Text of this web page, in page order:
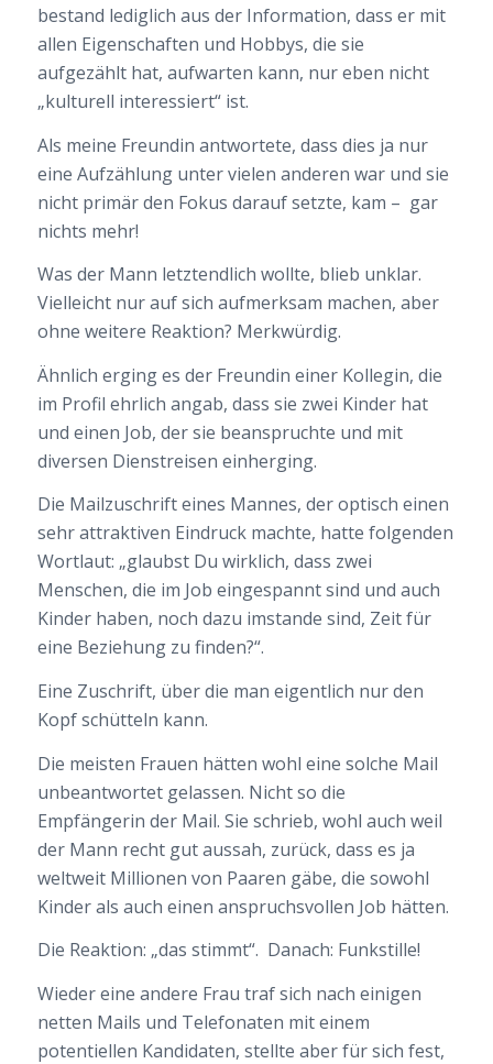
bestand lediglich aus der Information, dass er mit
allen Eigenschaften und Hobbys, die sie
aufgezählt hat, aufwarten kann, nur eben nicht
„kulturell interessiert“ ist.
Als meine Freundin antwortete, dass dies ja nur
eine Aufzählung unter vielen anderen war und sie
nicht primär den Fokus darauf setzte, kam – gar
nichts mehr!
Was der Mann letztendlich wollte, blieb unklar.
Vielleicht nur auf sich aufmerksam machen, aber
ohne weitere Reaktion? Merkwürdig.
Ähnlich erging es der Freundin einer Kollegin, die
im Profil ehrlich angab, dass sie zwei Kinder hat
und einen Job, der sie beanspruchte und mit
diversen Dienstreisen einherging.
Die Mailzuschrift eines Mannes, der optisch einen
sehr attraktiven Eindruck machte, hatte folgenden
Wortlaut: „glaubst Du wirklich, dass zwei
Menschen, die im Job eingespannt sind und auch
Kinder haben, noch dazu imstande sind, Zeit für
eine Beziehung zu finden?“.
Eine Zuschrift, über die man eigentlich nur den
Kopf schütteln kann.
Die meisten Frauen hätten wohl eine solche Mail
unbeantwortet gelassen. Nicht so die
Empfängerin der Mail. Sie schrieb, wohl auch weil
der Mann recht gut aussah, zurück, dass es ja
weltweit Millionen von Paaren gäbe, die sowohl
Kinder als auch einen anspruchsvollen Job hätten.
Die Reaktion: „das stimmt“. Danach: Funkstille!
Wieder eine andere Frau traf sich nach einigen
netten Mails und Telefonaten mit einem
potentiellen Kandidaten, stellte aber für sich fest,